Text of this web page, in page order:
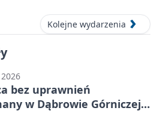
Kolejne wydarzenia
bez uprawnień
w Dąbrowie Górniczej.